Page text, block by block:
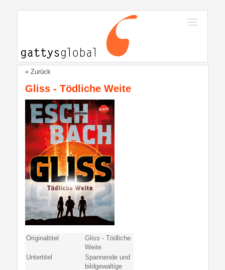
« Zurück
Gliss - Tödliche Weite
Originaltitel
Gliss - Tödliche
Weite
Untertitel
Spannende und
bildgewaltige